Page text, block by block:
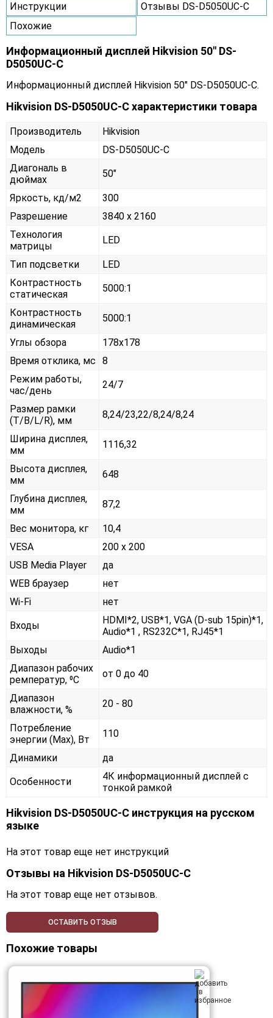
Инструкции
Отзывы DS-D5050UC-C
Похожие
Информационный дисплей Hikvision 50" DS-
D5050UC-C
Информационный дисплей Hikvision 50" DS-D5050UC-C.
Hikvision DS-D5050UC-C характеристики товара
Производитель
Hikvision
Модель
DS-D5050UC-C
Диагональ в
дюймах
50"
Яркость, кд/м2
300
Разрешение
3840 x 2160
Технология
матрицы
LED
Тип подсветки
LED
Контрастность
статическая
5000:1
Контрастность
динамическая
5000:1
Углы обзора
178x178
Время отклика, мс
8
Режим работы,
час/день
24/7
Размер рамки
(T/B/L/R), мм
8,24/23,22/8,24/8,24
Ширина дисплея,
мм
1116,32
Высота дисплея,
мм
648
Глубина дисплея,
мм
87,2
Вес монитора, кг
10,4
VESA
200 x 200
USB Media Player
да
WEB браузер
нет
Wi-Fi
нет
Входы
HDMI*2, USB*1, VGA (D-sub 15pin)*1,
Audio*1 , RS232С*1, RJ45*1
Выходы
Audio*1
Диапазон рабочих
ремператур, ⁰С
от 0 до 40
Диапазон
влажности, %
20 - 80
Потребление
энергии (Max), Вт
110
Динамики да
Особенности
4К информационный дисплей с
тонкой рамкой
Hikvision DS-D5050UC-C инструкция на русском
языке
На этот товар еще нет инструкций
Отзывы на Hikvision DS-D5050UC-C
На этот товар еще нет отзывов.
ОСТАВИТЬ ОТЗЫВ
Похожие товары